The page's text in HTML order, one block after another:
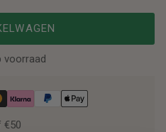
voorraad
€50